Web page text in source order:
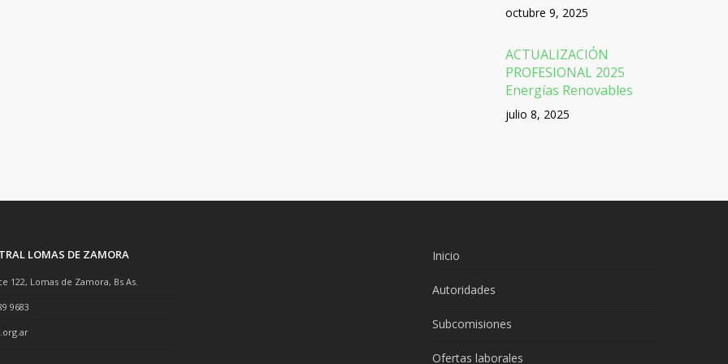
octubre 9, 2025
ACTUALIZACIÓN
PROFESIONAL 2025
Energías Renovables
julio 8, 2025
LOMAS DE ZAMORA
122, Lomas de Zamora, Bs As.
9683
Inicio
Autoridades
Subcomisiones
Ofertas laborales